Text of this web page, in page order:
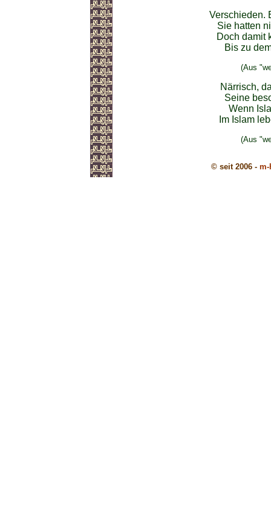
Verschieden.
Sie hatten
Doch damit
Bis zu
(Aus
Närrisch,
Seine
Wenn
Im Islam
(Aus
© seit 2006 - m-